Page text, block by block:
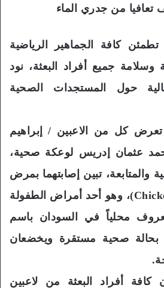
تعافيا من جدري الماء
تطمئن كافة الجماهير الرياضية
جميع أفراد البعثة، نود
حول المستجدات الصحية
تعرض كل من الاعبين / إبراهيم
عثمان إدريس لوعكة صحية،
والمتابعة، تبين إصابتهما بمرض
(جدري الماء) (Chickenpox)، وهو أحد أمراض الطفولة
محلياً في السودان باسم
بحالة صحية مستقرة ويخضعان
كافة أفراد البعثة من لاعبين